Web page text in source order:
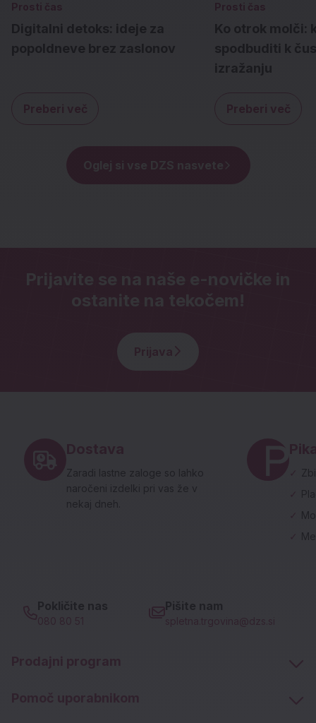
Prosti čas
Digitalni detoks: ideje za
popoldneve brez zaslonov
Preberi več o Digitalni detoks: ideje za popoldneve
Prosti čas
Ko otrok molči:
spodbuditi k
izražanju
Preberi več
Oglej si vse DZS nasvete
Prijavite se na naše e-novičke in
ostanite na tekočem!
Prijava
Zaradi lastne zaloge so lahko
naročeni izdelki pri vas že v
nekaj dneh.
✓
Pokličite nas
080 80 51
Pišite nam
spletna.trgovina@dzs.si
Prodajni program
Pomoč uporabnikom